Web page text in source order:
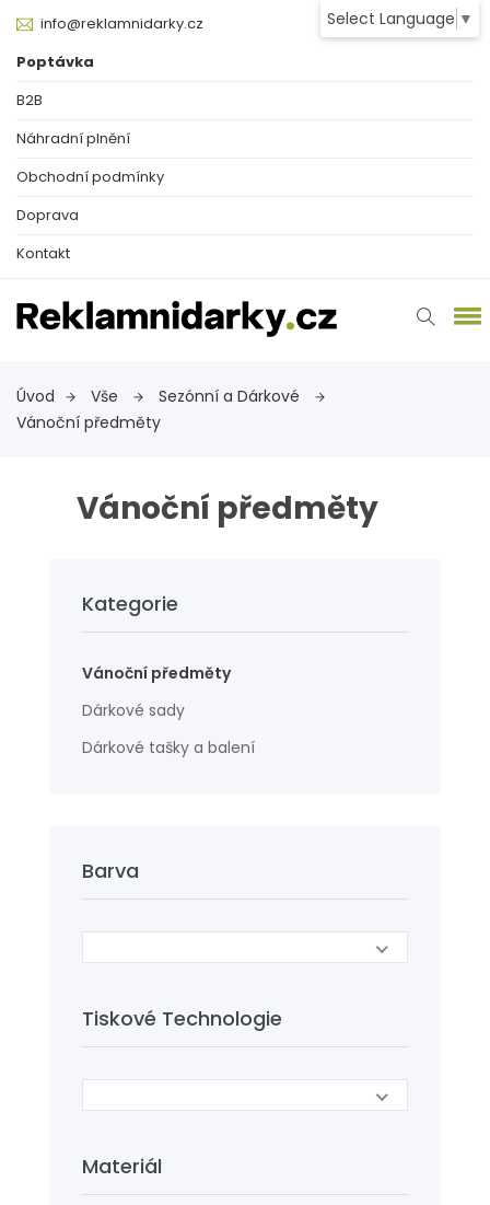
Select Language ▼
info@reklamnidarky.cz
Poptávka
B2B
Náhradní plnění
Obchodní podmínky
Doprava
Kontakt
Úvod Vše
Sezónní a Dárkové
Vánoční předměty
Vánoční předměty
Kategorie
Vánoční předměty
Dárkové sady
Dárkové tašky a balení
Barva
Tiskové Technologie
Materiál